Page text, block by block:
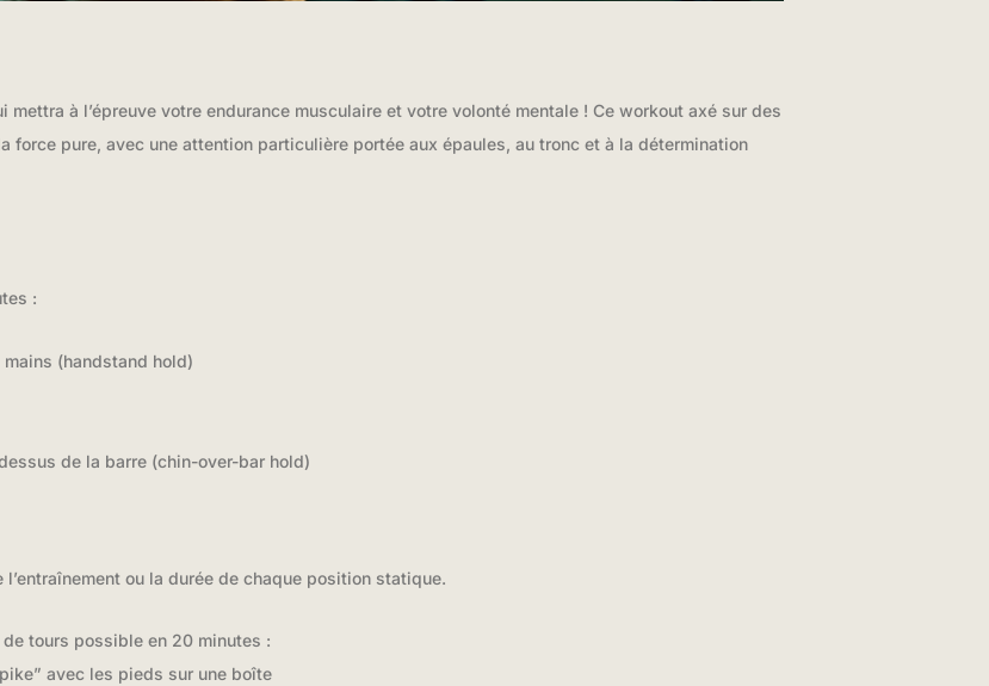
mettra à l’épreuve votre endurance musculaire et votre volonté mentale ! Ce workout axé sur des
pure, avec une attention particulière portée aux épaules, au tronc et à la détermination
:
(handstand hold)
de la barre (chin-over-bar hold)
ou la durée de chaque position statique.
tours possible en 20 minutes :
avec les pieds sur une boîte